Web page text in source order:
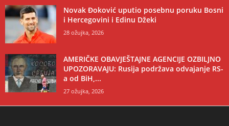
Novak Đoković uputio posebnu poruku Bosni
i Hercegovini i Edinu Džeki
28 ožujka, 2026
AMERIČKE OBAVJEŠTAJNE AGENCIJE OZBILJNO
UPOZORAVAJU: Rusija podržava odvajanje RS-
a od BiH,...
27 ožujka, 2026